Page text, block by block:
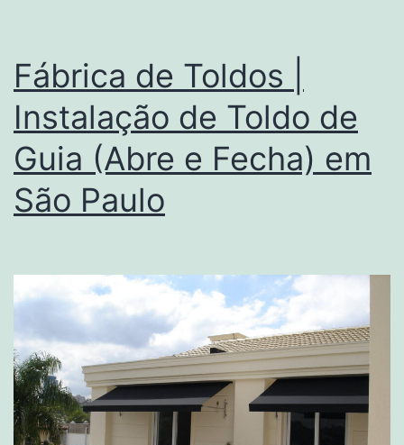
Fábrica de Toldos |
Instalação de Toldo de
Guia (Abre e Fecha) em
São Paulo